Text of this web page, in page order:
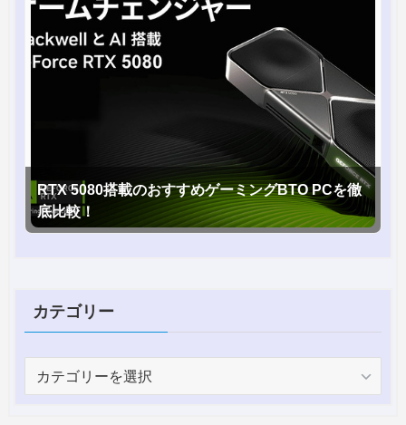
RTX 5080搭載のおすすめゲーミングBTO PCを徹
底比較！
カテゴリー